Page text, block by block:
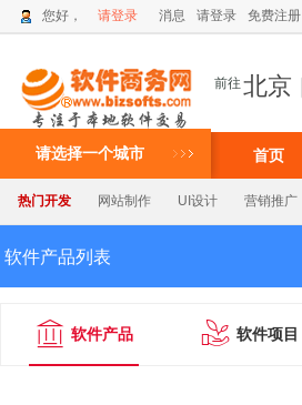
您好， 请登录 消息 请登录 免费注册
前往 北京
请选择一个城市 首页
热门开发 网站制作 UI设计 营销推广
软件产品列表
 软件产品  软件项目